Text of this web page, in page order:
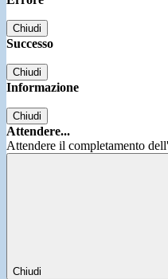
Chiudi
Successo
Chiudi
Informazione
Chiudi
Attendere...
Attendere il completamento
Chiudi